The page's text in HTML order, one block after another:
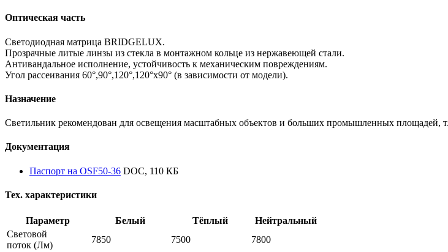
Оптическая часть
Светодиодная матрица BRIDGELUX.
Прозрачные литые линзы из стекла в монтажном кольце из нержавеющей стали.
Антивандальное исполнение, устойчивость к механическим повреждениям.
Угол рассеивания 60°,90°,120°,120°х90° (в зависимости от модели).
Назначение
Светильник рекомендован для освещения масштабных объектов и больших промышленных площадей,
Документация
Паспорт на OSF50-36 DOC, 110 КБ
Тех. характеристики
Параметр Белый Тёплый
Нейтральный
Световой
поток (Лм)
7850 7500
7800